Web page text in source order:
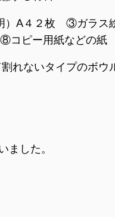
）A４２枚 ③ガラ
ピー用紙などの
れないタイプのボウ
ました。